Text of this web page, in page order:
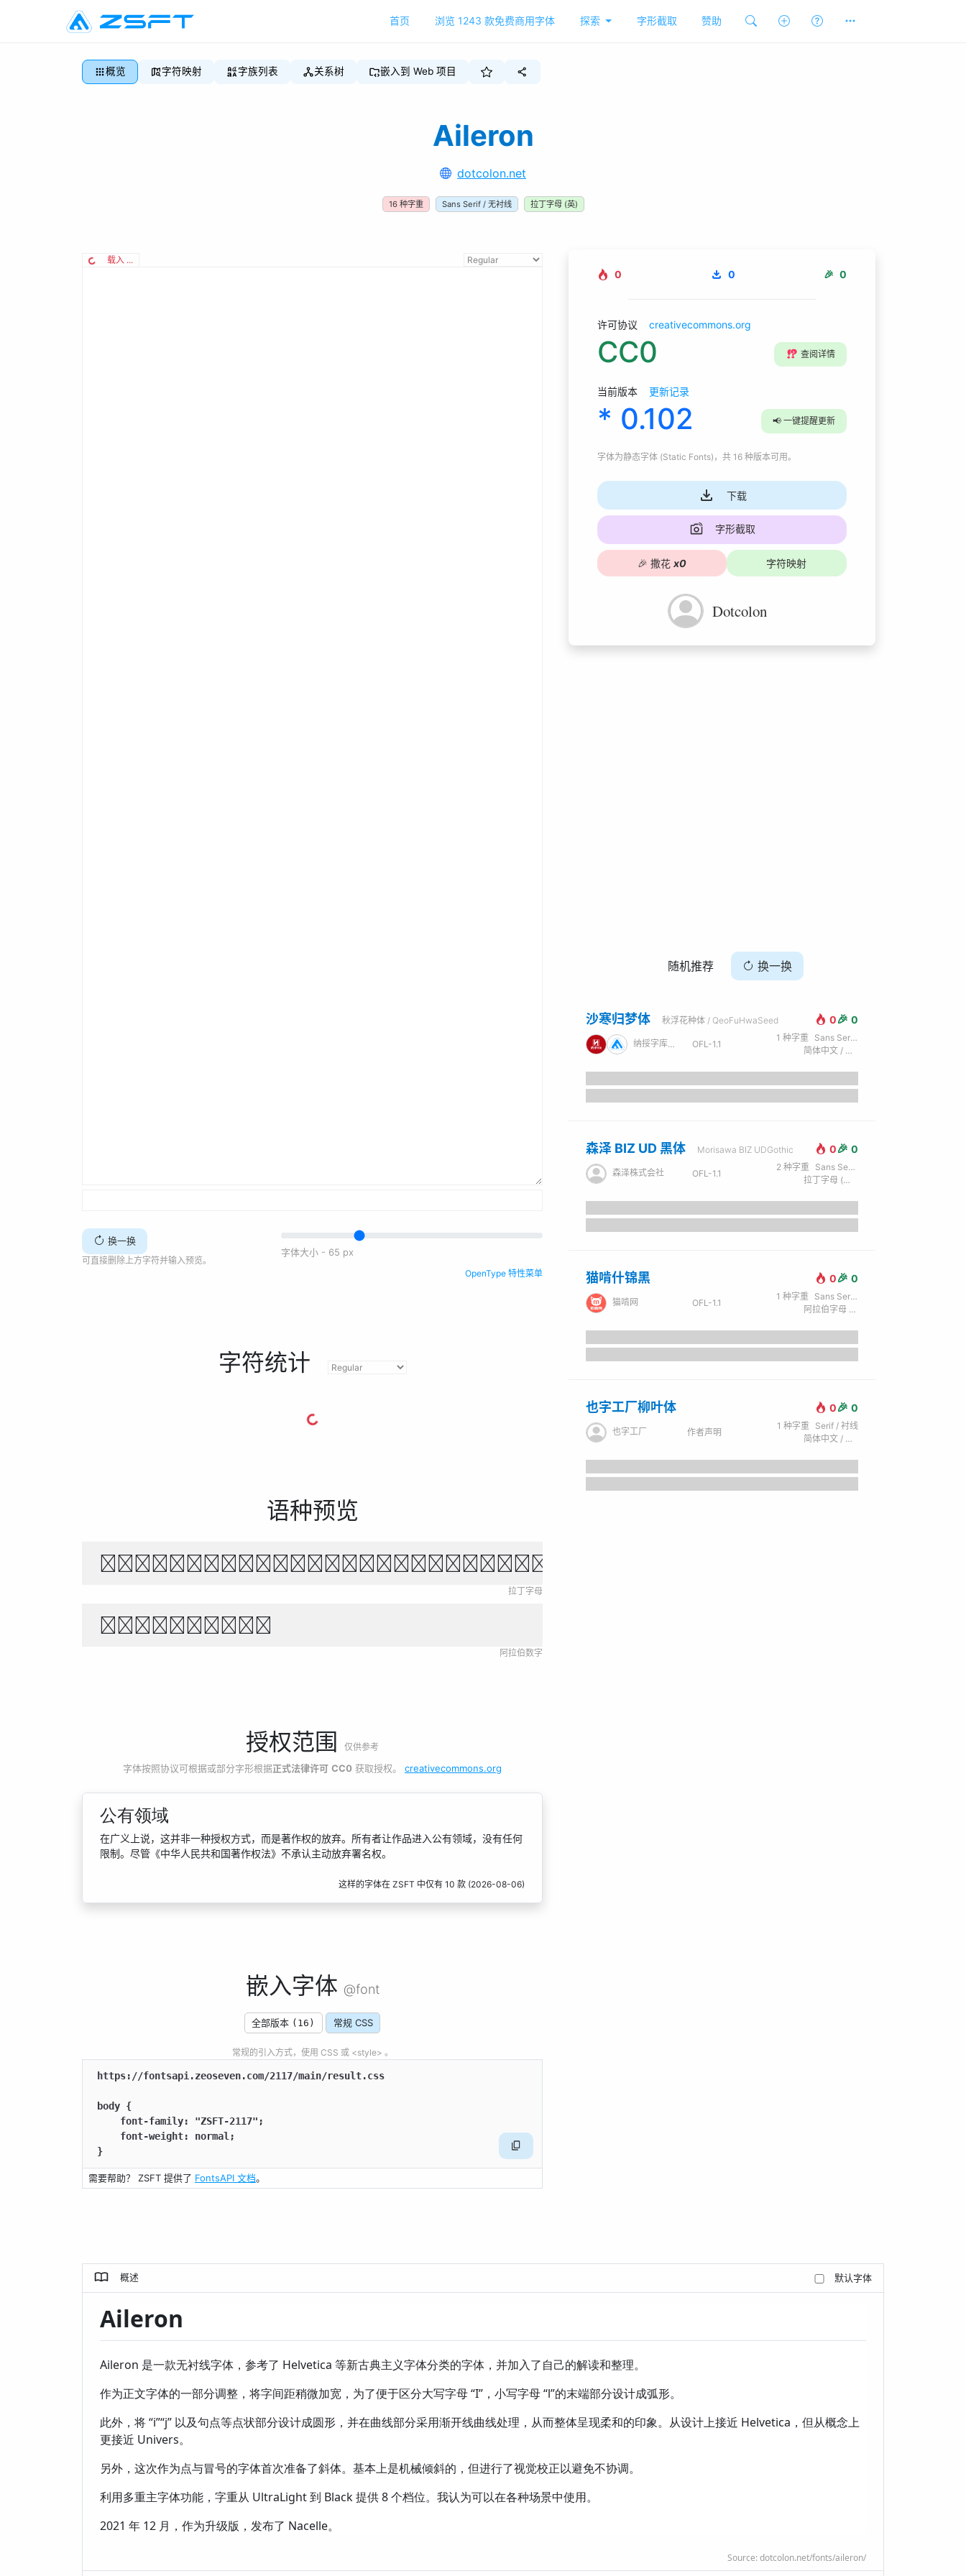
首页 浏览 1243 款免费商用字体 探索 字形截取 赞助
概览 字符映射 字族列表 关系树 嵌入到 Web 项目
Aileron
dotcolon.net
16种字重 Sans Serif / 无衬线 拉丁字母 (英)
载入 ...
换一换
可直接删除上方字符并输入预览。
字体大小 - 65 px
OpenType 特性菜单
字符统计
语种预览
The quick brown fox jumps over the lazy dog.
拉丁字母
1234567890
阿拉伯数字
授权范围 仅供参考
字体按照协议可根据或部分字形根据正式法律许可 CC0 获取授权。 creativecommons.org
公有领域
在广义上说，这并非一种授权方式，而是著作权的放弃。所有者让作品进入公有领域，没有任何
限制。尽管《中华人民共和国著作权法》不承认主动放弃署名权。
这样的字体在 ZSFT 中仅有 10 款 (2026-08-06)
嵌入字体 @font
全部版本 (16) 常规 CSS
常规的引入方式，使用 CSS 或 <style> 。
https://fontsapi.zeoseven.com/2117/main/result.css
body {
    font-family: "ZSFT-2117";
    font-weight: normal;
}
需要帮助？ ZSFT 提供了 FontsAPI 文档。
0 0 🎉 0
许可协议 creativecommons.org
CC0 ⁉️ 查阅详情
当前版本 更新记录
* 0.102 📢 一键提醒更新
字体为静态字体 (Static Fonts) ，共 16 种版本可用。
下载
字形截取
🎉 撒花 x0 字符映射
Dotcolon
随机推荐 换一换
沙寒归梦体 秋浮花种体 / QeoFuHwaSeed 0🎉 0
纳挼字库 / ZeoSeven Fonts OFL-1.1
1 种字重
Sans Serif / 无衬线
简体中文 / 拉丁字母 (英) / 繁体中文
森泽 BIZ UD 黑体 Morisawa BIZ UDGothic 0🎉 0
森泽株式会社 OFL-1.1
2 种字重
Sans Serif / 无衬线
拉丁字母 (英) / 西里尔字母 (俄) / 日文 / 繁体中文 / 希腊文
猫啃什锦黑 0🎉 0
猫啃网 OFL-1.1
1 种字重
Sans Serif / 无衬线
阿拉伯字母 / 简体中文 / 拉丁字母 (英) / 西里尔字母 (俄) / 日文 / 繁体中文 / 希腊文
也字工厂柳叶体 0🎉 0
也字工厂 作者声明
1 种字重
Serif / 衬线
简体中文 / 拉丁字母 (英)
概述 默认字体
Aileron
Aileron 是一款无衬线字体，参考了 Helvetica 等新古典主义字体分类的字体，并加入了自己的解读和整理。
作为正文字体的一部分调整，将字间距稍微加宽，为了便于区分大写字母 “I”，小写字母 “l”的末端部分设计成弧形。
此外，将 “i”“j” 以及句点等点状部分设计成圆形，并在曲线部分采用渐开线曲线处理，从而整体呈现柔和的印象。从设计上接近 Helvetica，但从概念上
更接近 Univers。
另外，这次作为点与冒号的字体首次准备了斜体。基本上是机械倾斜的，但进行了视觉校正以避免不协调。
利用多重主字体功能，字重从 UltraLight 到 Black 提供 8 个档位。我认为可以在各种场景中使用。
2021 年 12 月，作为升级版，发布了 Nacelle。
Source:dotcolon.net/fonts/aileron/